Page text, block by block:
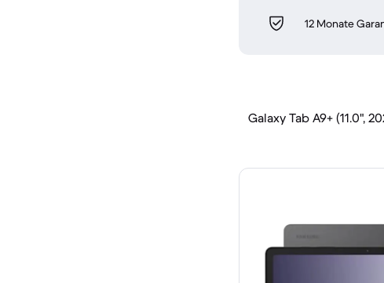
12 Monate
Galaxy Tab A9+ (11.0",